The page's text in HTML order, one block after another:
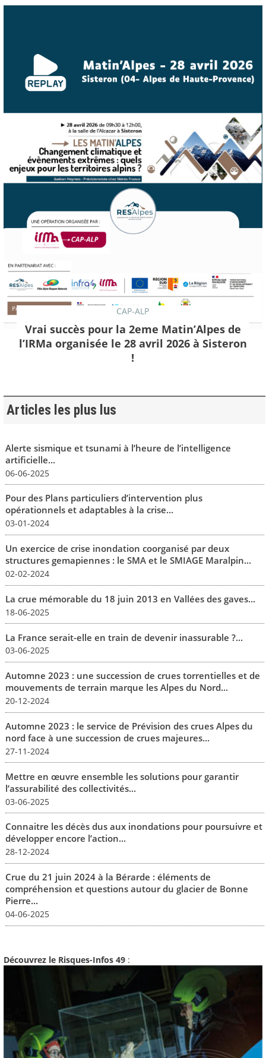
CAP-ALP
Vrai succès pour la 2eme Matin’Alpes de
l’IRMa organisée le 28 avril 2026 à Sisteron
!
Articles les plus lus
Alerte sismique et tsunami à l’heure de l’intelligence
artificielle...
06-06-2025
Pour des Plans particuliers d’intervention plus
opérationnels et adaptables à la crise...
03-01-2024
Un exercice de crise inondation coorganisé par deux
structures gemapiennes : le SMA et le SMIAGE Maralpin...
02-02-2024
La crue mémorable du 18 juin 2013 en Vallées des gaves...
18-06-2025
La France serait-elle en train de devenir inassurable ?...
03-06-2025
Automne 2023 : une succession de crues torrentielles et de
mouvements de terrain marque les Alpes du Nord...
20-12-2024
Automne 2023 : le service de Prévision des crues Alpes du
nord face à une succession de crues majeures...
27-11-2024
Mettre en œuvre ensemble les solutions pour garantir
l’assurabilité des collectivités...
03-06-2025
Connaitre les décès dus aux inondations pour poursuivre et
développer encore l’action...
28-12-2024
Crue du 21 juin 2024 à la Bérarde : éléments de
compréhension et questions autour du glacier de Bonne
Pierre...
04-06-2025
Découvrez le Risques-Infos 49 :